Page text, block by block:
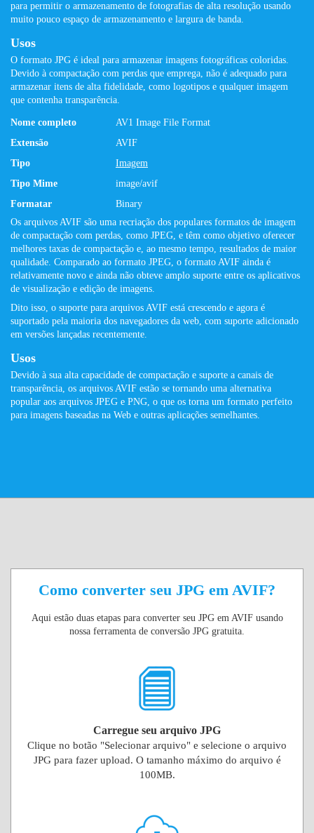
para permitir o armazenamento de fotografias de alta resolução usando
muito pouco espaço de armazenamento e largura de banda.
Usos
O formato JPG é ideal para armazenar imagens fotográficas coloridas.
Devido à compactação com perdas que emprega, não é adequado para
armazenar itens de alta fidelidade, como logotipos e qualquer imagem
que contenha transparência.
Nome completo
AV1 Image File Format
Extensão
AVIF
Tipo
Imagem
Tipo Mime
image/avif
Formatar
Binary
Os arquivos AVIF são uma recriação dos populares formatos de imagem
de compactação com perdas, como JPEG, e têm como objetivo oferecer
melhores taxas de compactação e, ao mesmo tempo, resultados de maior
qualidade. Comparado ao formato JPEG, o formato AVIF ainda é
relativamente novo e ainda não obteve amplo suporte entre os aplicativos
de visualização e edição de imagens.
Dito isso, o suporte para arquivos AVIF está crescendo e agora é
suportado pela maioria dos navegadores da web, com suporte adicionado
em versões lançadas recentemente.
Usos
Devido à sua alta capacidade de compactação e suporte a canais de
transparência, os arquivos AVIF estão se tornando uma alternativa
popular aos arquivos JPEG e PNG, o que os torna um formato perfeito
para imagens baseadas na Web e outras aplicações semelhantes.
Como converter seu JPG em AVIF?
Aqui estão duas etapas para converter seu JPG em AVIF usando
nossa ferramenta de conversão JPG gratuita.
Carregue seu arquivo JPG
Clique no botão "Selecionar arquivo" e selecione o arquivo
JPG para fazer upload. O tamanho máximo do arquivo é
100MB.